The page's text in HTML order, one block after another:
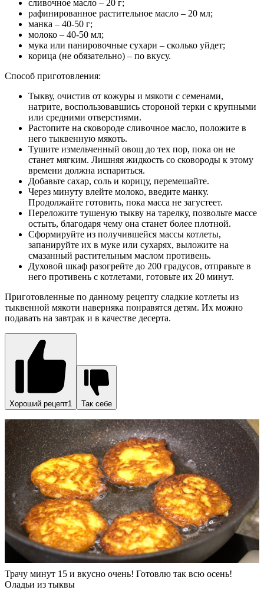
сливочное масло – 20 г;
рафинированное растительное масло – 20 мл;
манка – 40-50 г;
молоко – 40-50 мл;
мука или панировочные сухари – сколько уйдет;
корица (не обязательно) – по вкусу.
Способ приготовления:
Тыкву, очистив от кожуры и мякоти с семенами,
натрите, воспользовавшись стороной терки с крупными
или средними отверстиями.
Растопите на сковороде сливочное масло, положите в
него тыквенную мякоть.
Тушите измельченный овощ до тех пор, пока он не
станет мягким. Лишняя жидкость со сковороды к этому
времени должна испариться.
Добавьте сахар, соль и корицу, перемешайте.
Через минуту влейте молоко, введите манку.
Продолжайте готовить, пока масса не загустеет.
Переложите тушеную тыкву на тарелку, позвольте массе
остыть, благодаря чему она станет более плотной.
Сформируйте из получившейся массы котлеты,
запанируйте их в муке или сухарях, выложите на
смазанный растительным маслом противень.
Духовой шкаф разогрейте до 200 градусов, отправьте в
него противень с котлетами, готовьте их 20 минут.
Приготовленные по данному рецепту сладкие котлеты из
тыквенной мякоти наверняка понравятся детям. Их можно
подавать на завтрак и в качестве десерта.
Хороший рецепт1 Так себе
Трачу минут 15 и вкусно очень! Готовлю так всю осень!
Оладьи из тыквы